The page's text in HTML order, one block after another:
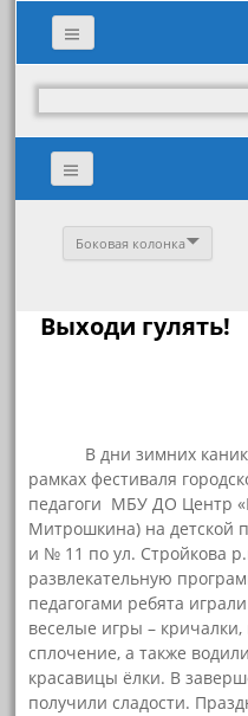
Боковая колонка
Выходи гулять!
В дни зимних
рамках фестиваля
педагоги МБУ ДО Центр
Митрошкина) на детской
и № 11 по ул. Стройкова
развлекательную
педагогами ребята
веселые игры –
сплочение, а также
красавицы ёлки. В
получили сладости.